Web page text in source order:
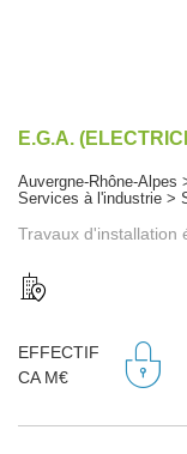
E.G.A.
Auvergne-Rhône-Alpes
Services à l'industrie >
Travaux d'installation
EFFECTIF
CA M€